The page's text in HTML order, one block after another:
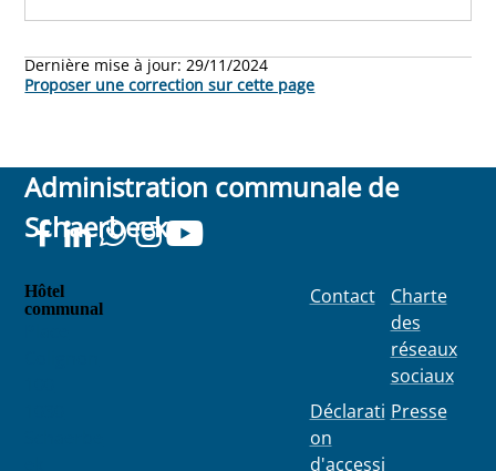
Dernière mise à jour:29/11/2024
Proposer une correction sur cette page
Administration communale de
Schaerbeek
Hôtel
communal
Contact
Déclarati
on
d'accessi
Charte
des
réseaux
sociaux
Presse